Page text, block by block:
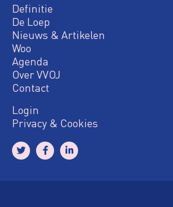
Definitie
De Loep
Nieuws & Artikelen
Woo
Agenda
Over VVOJ
Contact
Login
Privacy & Cookies